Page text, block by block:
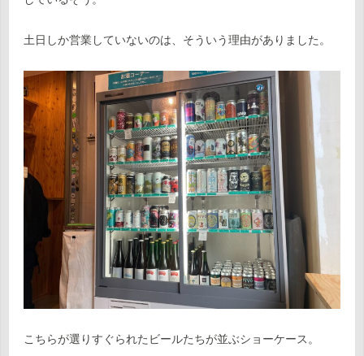
土日しか営業していないのは、そういう理由がありました。
こちらが選りすぐられたビールたちが並ぶショーケース。